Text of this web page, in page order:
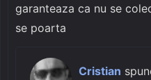
garanteaza ca nu se
se poarta
Cristian